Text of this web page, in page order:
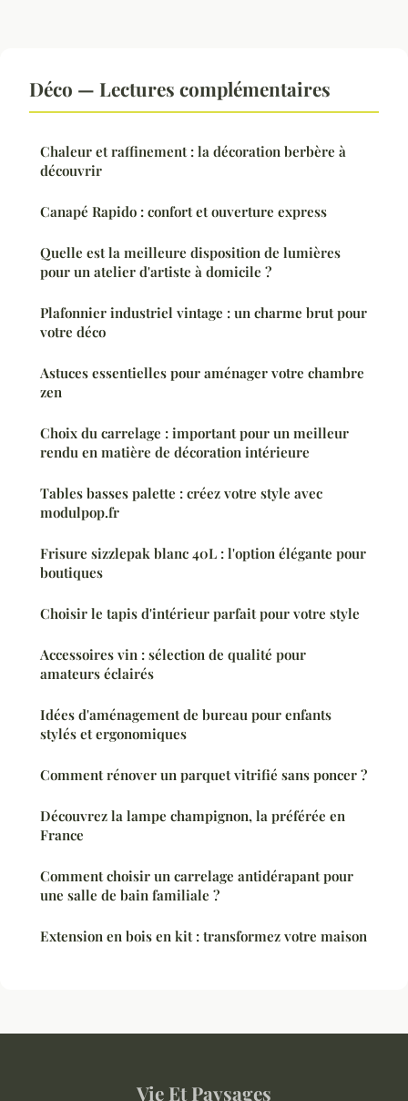
Déco — Lectures complémentaires
Chaleur et raffinement : la décoration berbère à
découvrir
Canapé Rapido : confort et ouverture express
Quelle est la meilleure disposition de lumières
pour un atelier d'artiste à domicile ?
Plafonnier industriel vintage : un charme brut pour
votre déco
Astuces essentielles pour aménager votre chambre
zen
Choix du carrelage : important pour un meilleur
rendu en matière de décoration intérieure
Tables basses palette : créez votre style avec
modulpop.fr
Frisure sizzlepak blanc 40L : l'option élégante pour
boutiques
Choisir le tapis d'intérieur parfait pour votre style
Accessoires vin : sélection de qualité pour
amateurs éclairés
Idées d'aménagement de bureau pour enfants
stylés et ergonomiques
Comment rénover un parquet vitrifié sans poncer ?
Découvrez la lampe champignon, la préférée en
France
Comment choisir un carrelage antidérapant pour
une salle de bain familiale ?
Extension en bois en kit : transformez votre maison
Vie Et Paysages